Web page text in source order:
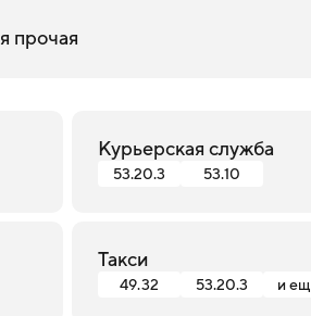
прочая
Курьерская служба
53.20.3 53.10
Такси
49.32 53.20.3 и